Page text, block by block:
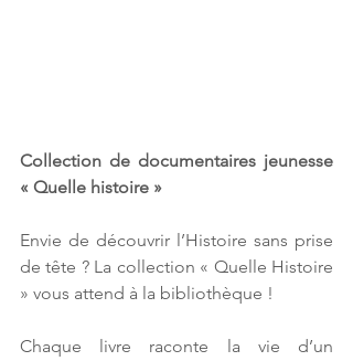
Collection de documentaires jeunesse
« Quelle histoire »
Envie de découvrir l’Histoire sans prise
de tête ? La collection « Quelle Histoire
» vous attend à la bibliothèque !
Chaque livre raconte la vie d’un